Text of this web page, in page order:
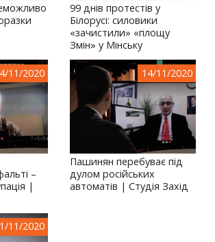
99 днів протестів у
Білорусі: силовики
«зачистили» «площу
Змін» у Мінську
11/2020
–
|
14/11/2020
Пашинян перебуває під
дулом російських
автоматів | Студія Захід
11/2020